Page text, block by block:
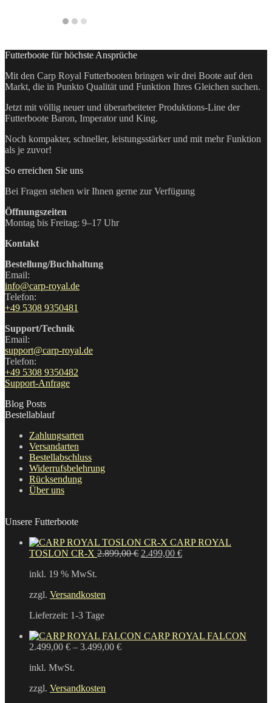
Futterboote für höchste Ansprüche
Mit den Carp Royal Futterbooten bringen wir drei Boote auf den
Markt, die in Punkto Qualität und Funktion Ihres Gleichen suchen.
Jetzt mit völlig neuer und überarbeiteter Produktions-Line der
Futterboote Baron, Imperator und King.
Noch kompakter, schneller, leistungsstärker und mit mehr Funktion
als je zuvor!
So erreichen Sie uns
Bei Fragen stehen wir Ihnen gerne zur Verfügung
Öffnungszeiten
Montag bis Freitag: 9–17 Uhr
Kontakt
Bestellung/Buchhaltung
Email:
info@carp-royal.de
Telefon:
+49 5308 9350481
Support/Technik
Email:
support@carp-royal.de
Telefon:
+49 5308 9350482
Support-Anfrage
Blog Posts
Bestellablauf
Zahlungsarten
Versandarten
Bestellabschluss
Widerrufsbelehrung
Rücksendung
Über uns
Unsere Futterboote
CARP ROYAL
TOSLON CR-X 2.899,00€ Ursprünglicher
2.499,00 €Aktueller
inkl. 19 % MwSt.
zzgl. Versandkosten
Lieferzeit: 1-3 Tage
CARP ROYAL FALCON
2.499,00 € – 3.499,00 €
inkl. MwSt.
zzgl. Versandkosten